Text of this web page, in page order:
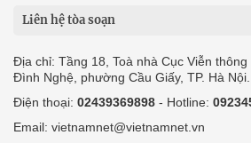
Liên hệ tòa soạn
Địa chỉ: Tầng 18, Toà nhà Cục Viễn
Đình Nghệ, phường Cầu Giấy, TP. Hà Nội.
Điện thoại: 02439369898 - Hotline:
Email: vietnamnet@vietnamnet.vn